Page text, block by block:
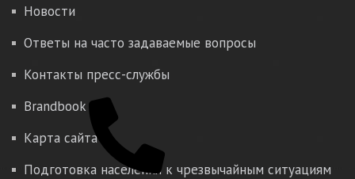
Новости
Ответы на часто задаваемые вопросы
Контакты пресс-службы
Brandbook
Карта сайта
Подготовка населения к чрезвычайным ситуациям